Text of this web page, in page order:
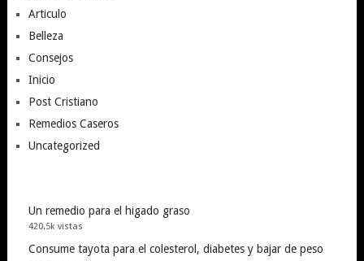
Articulo
Belleza
Consejos
Inicio
Post Cristiano
Remedios Caseros
Uncategorized
Un remedio para el higado graso
420.5k vistas
Consume tayota para el colesterol, diabetes y bajar de peso